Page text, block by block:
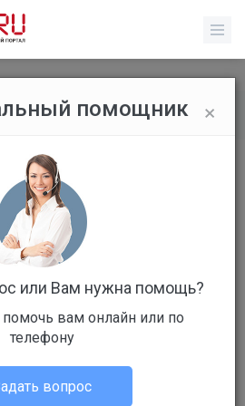
/ Профиль пользователя ×
помощник
или Вам нужна помощь?
вам онлайн или по
телефону
вопрос